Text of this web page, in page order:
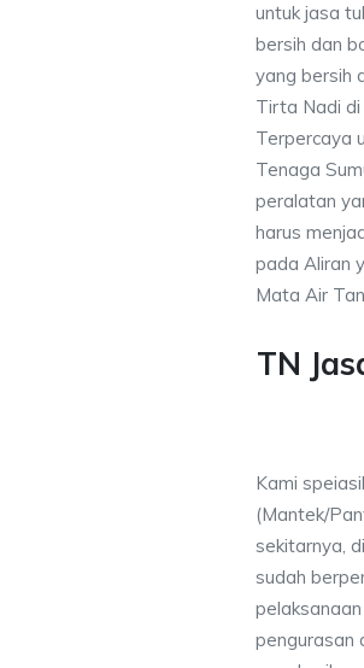
untuk jasa
bersih dan
yang bersih
Tirta Nadi
Terpercaya
Tenaga
peralatan
harus
pada Aliran
Mata Air
TN
Kami
(Mantek/
sekitarnya,
sudah
pengurasan